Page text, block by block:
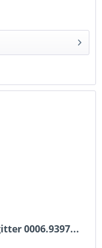
0006.9397...